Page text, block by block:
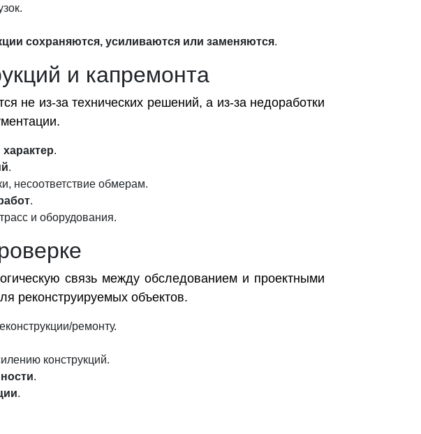
сохраняются, усиливаются или заменяются.
и капремонта
не из-за технических решений, а из-за недоработки
.
.
несоответствие обмерам.
.
и оборудования.
связь между обследованием и проектными
реконструируемых объектов.
ремонту.
конструкций.
.
.